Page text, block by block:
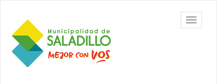
contenido
principal
Municipalidad
de Saladillo
barra